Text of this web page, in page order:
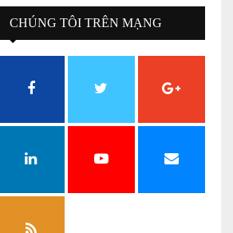
CHÚNG TÔI TRÊN MẠNG
XÃ HỘI